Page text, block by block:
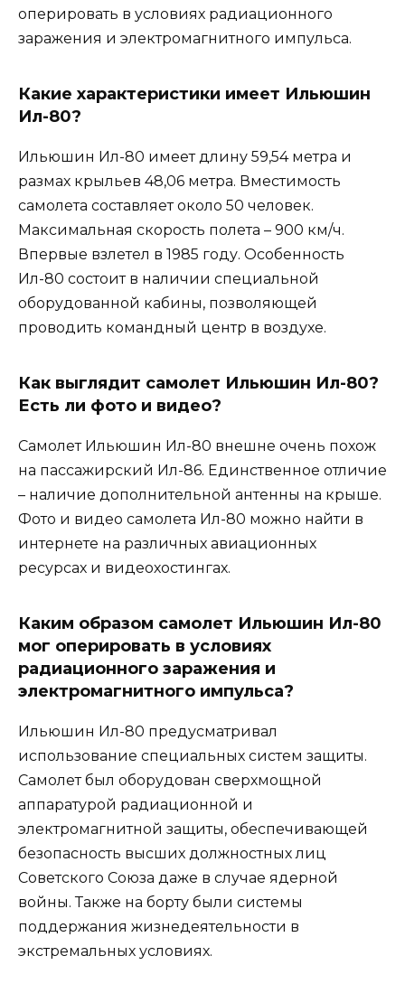
оперировать в условиях радиационного
заражения и электромагнитного импульса.
Какие характеристики имеет Ильюшин
Ил-80?
Ильюшин Ил-80 имеет длину 59,54 метра и
размах крыльев 48,06 метра. Вместимость
самолета составляет около 50 человек.
Максимальная скорость полета – 900 км/ч.
Впервые взлетел в 1985 году. Особенность
Ил-80 состоит в наличии специальной
оборудованной кабины, позволяющей
проводить командный центр в воздухе.
Как выглядит самолет Ильюшин Ил-80?
Есть ли фото и видео?
Самолет Ильюшин Ил-80 внешне очень похож
на пассажирский Ил-86. Единственное отличие
– наличие дополнительной антенны на крыше.
Фото и видео самолета Ил-80 можно найти в
интернете на различных авиационных
ресурсах и видеохостингах.
Каким образом самолет Ильюшин Ил-80
мог оперировать в условиях
радиационного заражения и
электромагнитного импульса?
Ильюшин Ил-80 предусматривал
использование специальных систем защиты.
Самолет был оборудован сверхмощной
аппаратурой радиационной и
электромагнитной защиты, обеспечивающей
безопасность высших должностных лиц
Советского Союза даже в случае ядерной
войны. Также на борту были системы
поддержания жизнедеятельности в
экстремальных условиях.